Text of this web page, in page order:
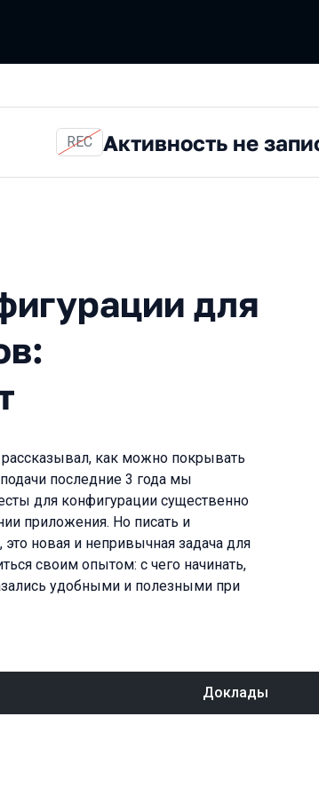
REC Активность не
для Java-
для
как можно покрывать
последние 3 года мы
для конфигурации существенно
приложения. Но писать и
новая и непривычная задача для
своим опытом: с чего начинать,
удобными и полезными при
Доклады